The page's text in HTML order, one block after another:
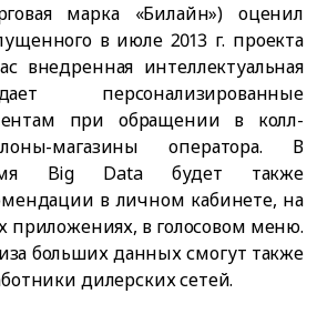
марка «Билайн») оценил
в июле 2013 г. проекта
внедренная интеллектуальная
персонализированные
при обращении в колл-
магазины оператора. В
Big Data будет также
в личном кабинете, на
приложениях, в голосовом меню.
больших данных смогут также
дилерских сетей.